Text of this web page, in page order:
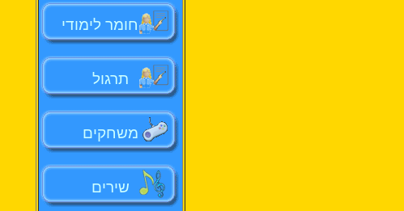
חומר לימודי
תרגול
משחקים
שירים